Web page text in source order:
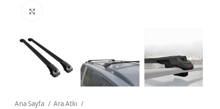
Ana Sayfa
Ara Atkı